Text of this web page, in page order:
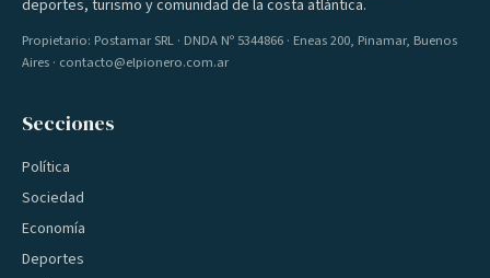
deportes, turismo y comunidad de la costa atlántica.
Propietario: Postamar SRL · DNDA Nº 5344866 · Eneas 200, Pinamar, Buenos
Aires · contacto@elpionero.com.ar
Secciones
Política
Sociedad
Economía
Deportes